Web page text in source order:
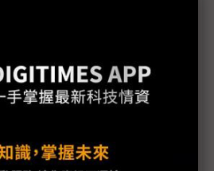
左右開弓 東捷新成長動能
非面板布局節節攀